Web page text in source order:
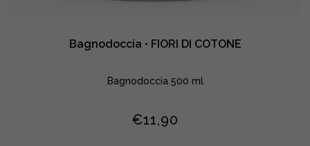
Bagnodoccia • FIORI DI COTONE
Bagnodoccia 500 ml
€11,90